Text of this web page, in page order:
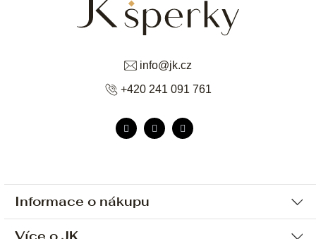
Informace o nákupu
info@jk.cz
+420 241 091 761